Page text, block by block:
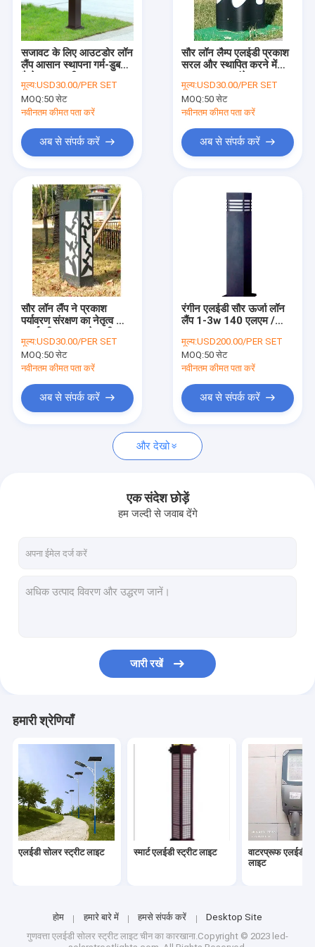
हमसे संपर्क करें
एलईडी सोलर स्ट्रीट लाइट
स्मार्ट एलईडी स्ट्रीट लाइट
वाटरप्रूफ एलईडी स्ट्रीट लाइट
हाई मास्ट एलईडी स्ट्रीट लाइट
एकीकृत सौर स्ट्रीट लाइट
एलईडी आंगन लाइट
सौर लॉन लैंप
आउटडोर एलईडी लैंडस्केप लाइट्स
पनरोक लैंडस्केप लाइटिंग
संचार टावर्स
सौर ऊर्जा बैटरी बॉक्स
सजावट के लिए आउटडोर लॉन
लैंप आसान स्थापना गर्म-डुबकी
गुणवत्ता वाले स्टेनलेस स्टील
ध्रुव
मूल्य:USD30.00/PER SET
MOQ:50 सेट
नवीनतम कीमत पता करें
अब से संपर्क करें
सौर लॉन लैम्प एलईडी प्रकाश
सरल और स्थापित करने में
करने का समय, 3-4 घटाटोप
या बरसात के दिन
मूल्य:USD30.00/PER SET
MOQ:50 सेट
नवीनतम कीमत पता करें
अब से संपर्क करें
सौर लॉन लैंप ने प्रकाश
पर्यावरण संरक्षण का नेतृत्व किया
गुणवत्ता वाली सामग्री38 ~
100 सेमी ऊंचाई डस्टप्रूफ
मूल्य:USD30.00/PER SET
MOQ:50 सेट
नवीनतम कीमत पता करें
अब से संपर्क करें
रंगीन एलईडी सौर ऊर्जा लॉन
लैंप 1-3w 140 एलएम /
मूल्य:USD200.00/PER SET
MOQ:50 सेट
नवीनतम कीमत पता करें
अब से संपर्क करें
और देखो
एक संदेश छोड़ें
हम जल्दी से जवाब देंगे
जारी रखें
हमारी श्रेणियाँ
एलईडी सोलर स्ट्रीट लाइट स्मार्ट एलईडी स्ट्रीट लाइट
वाटरप्रूफ एलईडी
लाइट
होम हमारे बारे में हमसे संपर्क करें
Desktop Site
गुणवत्ता एलईडी सोलर स्ट्रीट लाइटचीन का कारखाना.Copyright © 2023 led-